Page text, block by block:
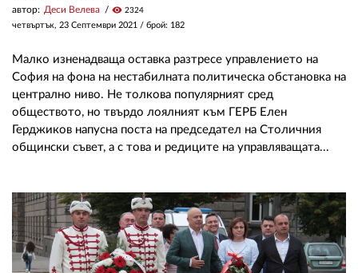
автор: Деси Велева visibility 2324
четвъртък, 23 Септември 2021 / брой: 182
Малко изненадваща оставка разтресе управлението на
София на фона на нестабилната политическа обстановка на
централно ниво. Не толкова популярният сред
обществото, но твърдо лоялният към ГЕРБ Елен
Герджиков напусна поста на председател на Столичния
общински съвет, а с това и редиците на управляващата...